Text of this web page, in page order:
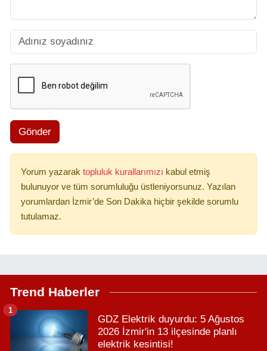
Gönder
Yorum yazarak topluluk kurallarımızı kabul etmiş
bulunuyor ve tüm sorumluluğu üstleniyorsunuz. Yazılan
yorumlardan İzmir’de Son Dakika hiçbir şekilde sorumlu
tutulamaz.
Trend Haberler
GDZ Elektrik duyurdu: 5 Ağustos
2026 İzmir'in 13 ilçesinde planlı
elektrik kesintisi!
1